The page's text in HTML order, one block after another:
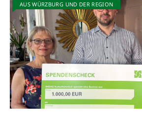
AUS WÜRZBURG UND DER REGION